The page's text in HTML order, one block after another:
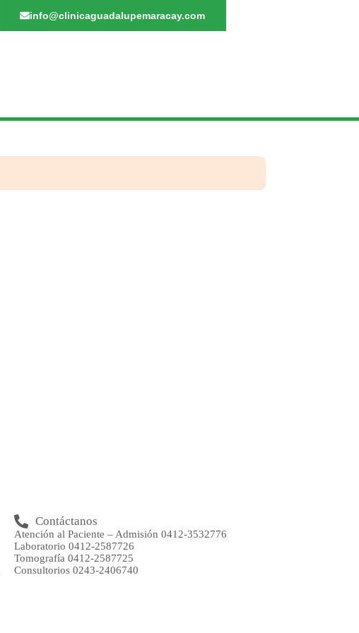
info@clinicaguadalupemaracay.com
Contáctanos
Atención al Paciente – Admisión 0412-3532776
Laboratorio 0412-2587726
Tomografía 0412-2587725
Consultorios 0243-2406740